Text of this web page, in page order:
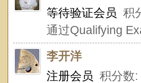
等待验证会员 积
通过Qualifying
李开洋
注册会员 积分数: